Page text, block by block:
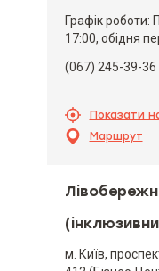
Графік роботи:
17:00, обідня
(067) 245-39-36
Показати
Маршрут
м. Київ,